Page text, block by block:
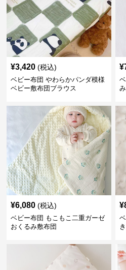
¥3,420 (税込)
ベビー布団 やわらかパンダ模様
ベビー敷布団ブラウス
¥
¥6,080 (税込)
ベビー布団 もこもこ二重ガーゼ
おくるみ敷布団
¥